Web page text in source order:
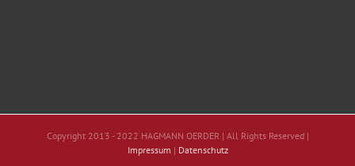
Copyright 2013 - 2022 HAGMANN OERDER | All Rights Reserved |
Impressum | Datenschutz